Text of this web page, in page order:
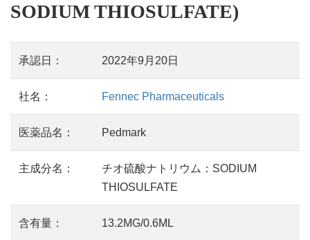
SODIUM THIOSULFATE)
承認日： 2022年9月20日
社名： Fennec Pharmaceuticals
医薬品名： Pedmark
主成分名：
チオ硫酸ナトリウム：SODIUM
THIOSULFATE
含有量： 13.2MG/0.6ML